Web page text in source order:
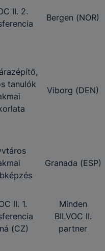
II. 2.
Bergen (NOR)
tanulók
Viborg (DEN)
Granada (ESP)
II. 1.
(CZ)
Minden
BILVOC II.
partner